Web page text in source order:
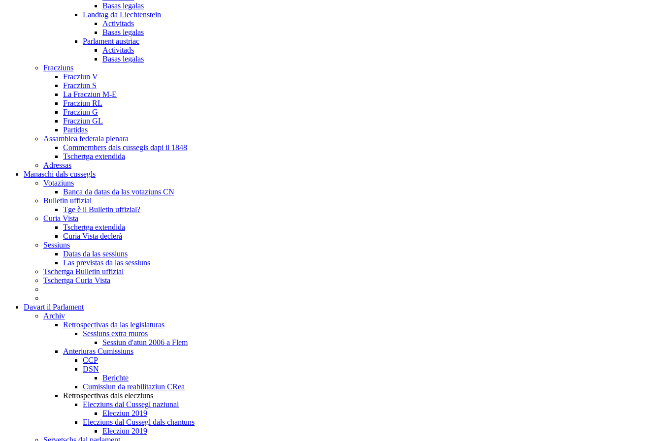
Basas legalas
Landtag da Liechtenstein
Activitads
Basas legalas
Parlament austriac
Activitads
Basas legalas
Fracziuns
Fracziun V
Fracziun S
La Fracziun M-E
Fracziun RL
Fracziun G
Fracziun GL
Partidas
Assamblea federala plenara
Commembers dals cussegls dapi il 1848
Tschertga extendida
Adressas
Manaschi dals cussegls
Votaziuns
Banca da datas da las votaziuns CN
Bulletin uffizial
Tge è il Bulletin uffizial?
Curia Vista
Tschertga extendida
Curia Vista declerà
Sessiuns
Datas da las sessiuns
Las previstas da las sessiuns
Tschertga Bulletin uffizial
Tschertga Curia Vista
Davart il Parlament
Archiv
Retrospectivas da las legislaturas
Sessiuns extra muros
Sessiun d'atun 2006 a Flem
Anteriuras Cumissiuns
CCP
DSN
Berichte
Cumissiun da reabilitaziun CRea
Retrospectivas dals elecziuns
Elecziuns dal Cussegl naziunal
Elecziun 2019
Elecziuns dal Cussegl dals chantuns
Elecziun 2019